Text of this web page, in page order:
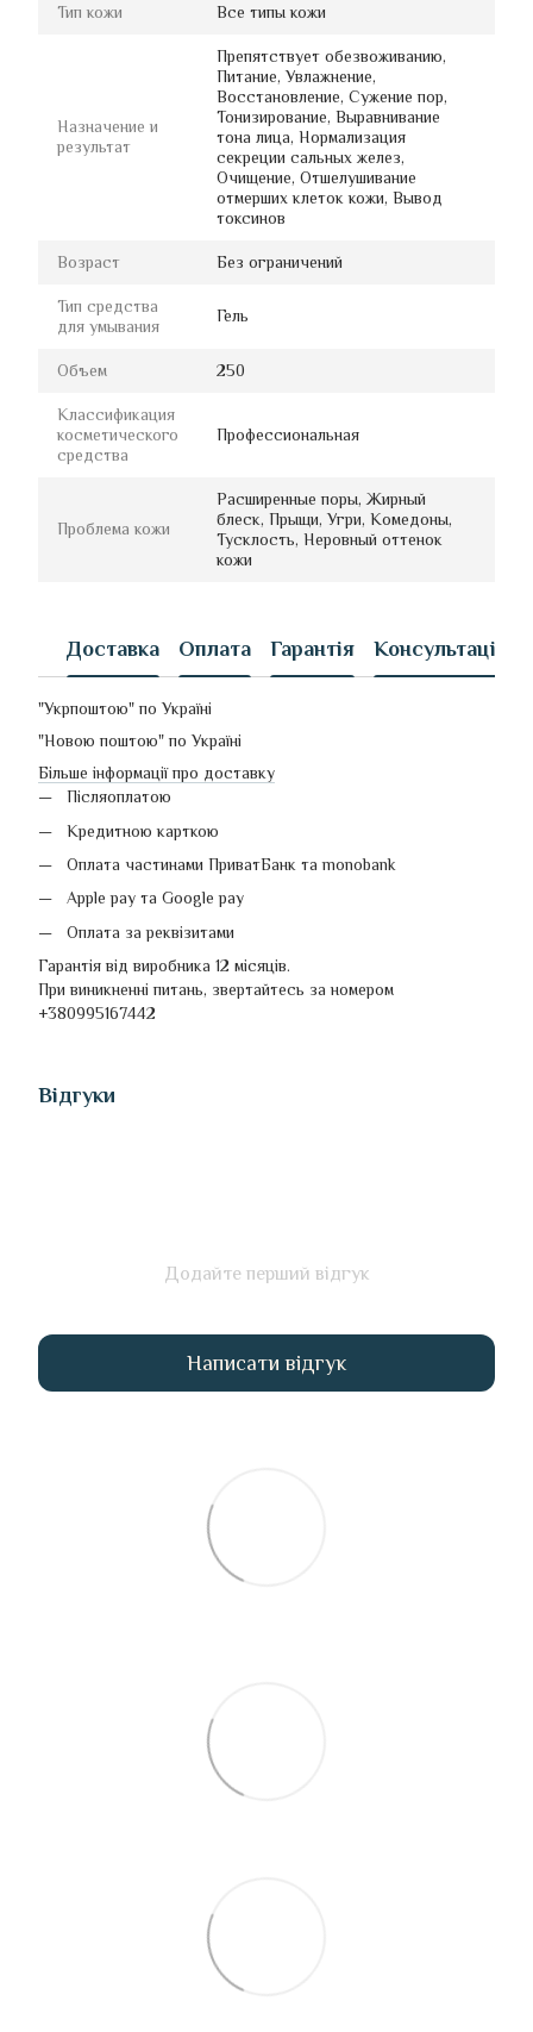
Тип кожи Все типы кожи
Назначение и
результат
Препятствует обезвоживанию,
Питание, Увлажнение,
Восстановление, Сужение пор,
Тонизирование, Выравнивание
тона лица, Нормализация
секреции сальных желез,
Очищение, Отшелушивание
отмерших клеток кожи, Вывод
токсинов
Возраст Без ограничений
Тип средства
для умывания
Гель
Объем 250
Классификация
косметического
средства
Профессиональная
Проблема кожи
Расширенные поры, Жирный
блеск, Прыщи, Угри, Комедоны,
Тусклость, Неровный оттенок
кожи
Доставка Оплата Гарантія Консультація
"Укрпоштою" по Україні
"Новою поштою" по Україні
Більше інформації про доставку
Післяоплатою
Кредитною карткою
Оплата частинами ПриватБанк та monobank
Apple pay та Google pay
Оплата за реквізитами
Гарантія від виробника 12 місяців.
При виникненні питань, звертайтесь за номером
+380995167442
Відгуки
Додайте перший відгук
Написати відгук